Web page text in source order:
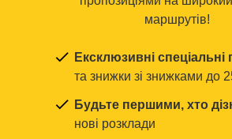
маршрутів!
Ексклюзивні спеціальні
та знижки зі знижками до
Будьте першими, хто
нові розклади